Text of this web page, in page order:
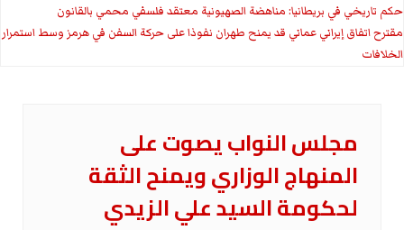
حكم تاريخي في بريطانيا: مناهضة الصهيونية معتقد فلسفي محمي بالقانون
مقترح اتفاق إيراني عماني قد يمنح طهران نفوذا على حركة السفن في هرمز وسط استمرار
الخلافات
مجلس النواب يصوت على
المنهاج الوزاري ويمنح الثقة
لحكومة السيد علي الزيدي